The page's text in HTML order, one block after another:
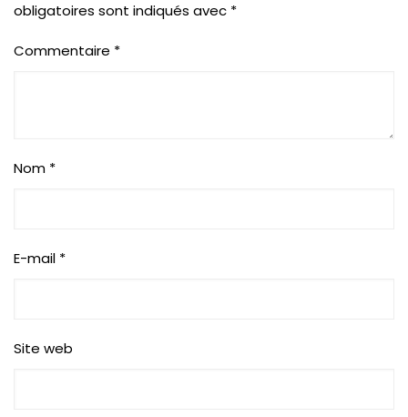
obligatoires sont indiqués avec *
Commentaire *
Nom *
E-mail *
Site web